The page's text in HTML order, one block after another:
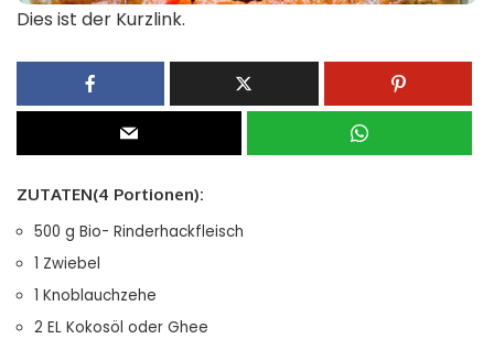
Dies ist der Kurzlink.
ZUTATEN(4 Portionen):
500 g Bio- Rinderhackfleisch
1 Zwiebel
1 Knoblauchzehe
2 EL Kokosöl oder Ghee